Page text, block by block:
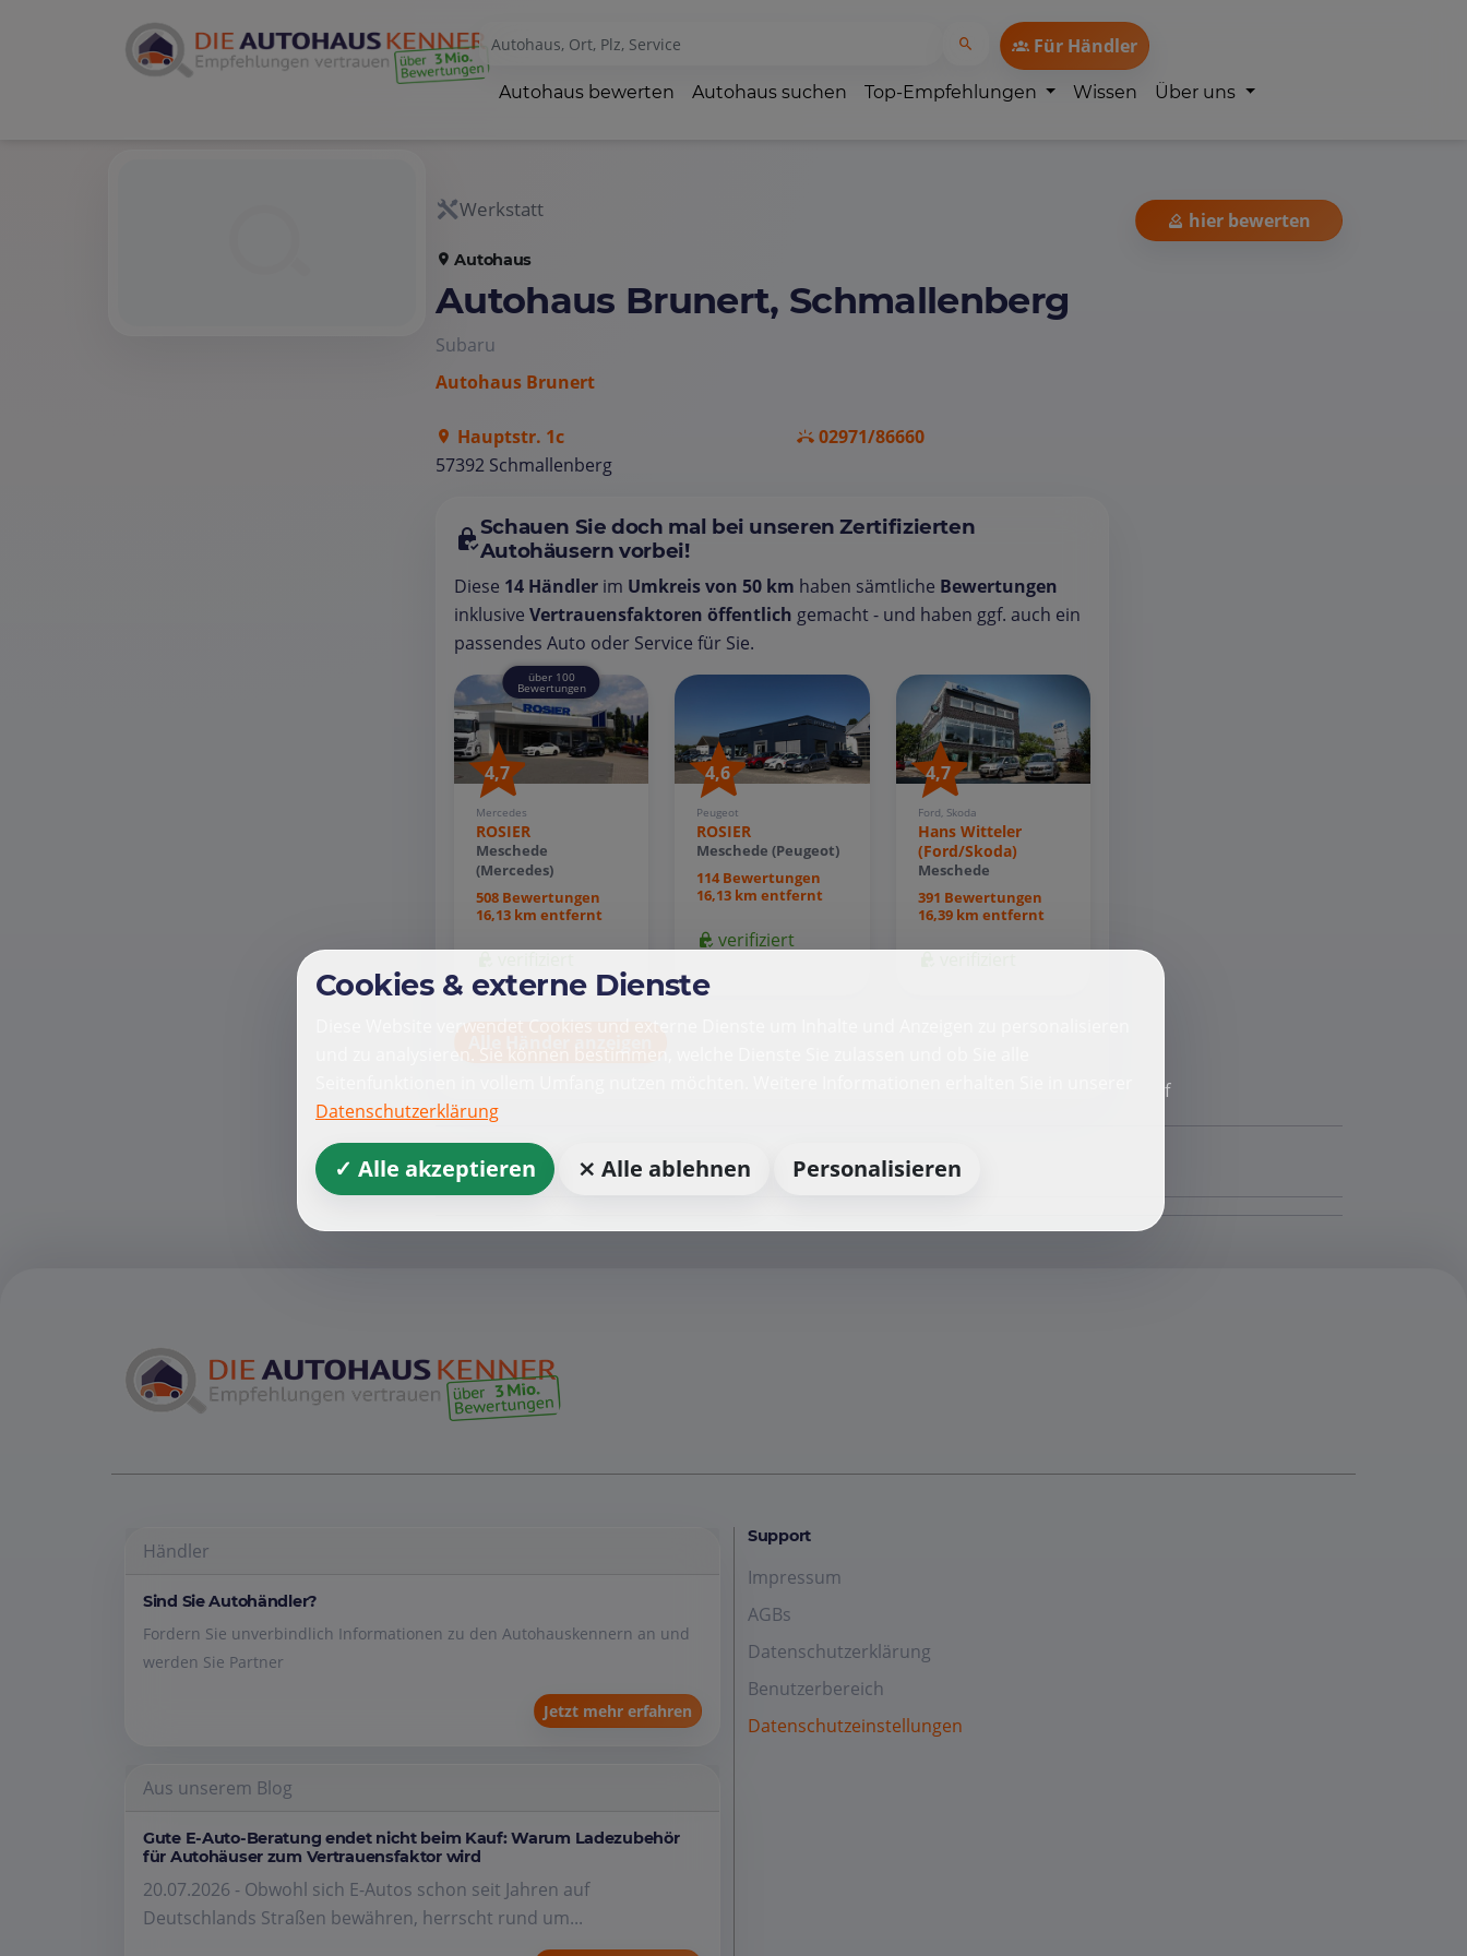
Für Händler
Autohaus bewerten Autohaus suchen Top-Empfehlungen Wissen Über uns
Werkstatt
Autohaus
Autohaus Brunert, Schmallenberg
Subaru
Autohaus Brunert
Hauptstr. 1c
57392 Schmallenberg
02971/86660
Schauen Sie doch mal bei unseren Zertifizierten
Autohäusern vorbei!
Diese 14 Händler im Umkreis von 50 km haben sämtliche Bewertungen
inklusive Vertrauensfaktoren öffentlich gemacht - und haben ggf. auch ein
passendes Auto oder Service für Sie.
über 100
Bewertungen
4,7
Mercedes
ROSIER
Meschede
(Mercedes)
508 Bewertungen
16,13 km entfernt
4,6
Peugeot
ROSIER
Meschede (Peugeot)
114 Bewertungen
16,13 km entfernt
verifiziert
4,7
Ford, Skoda
Hans Witteler
(Ford/Skoda)
Meschede
391 Bewertungen
16,39 km entfernt
Alle Händer anzeigen
hier bewerten
Händler
Sind Sie Autohändler?
Fordern Sie unverbindlich Informationen zu den Autohauskennern an und
werden Sie Partner
Jetzt mehr erfahren
Aus unserem Blog
Gute E-Auto-Beratung endet nicht beim Kauf: Warum Ladezubehör
für Autohäuser zum Vertrauensfaktor wird
20.07.2026 - Obwohl sich E-Autos schon seit Jahren auf
Deutschlands Straßen bewähren, herrscht rund um...
Support
Impressum
AGBs
Datenschutzerklärung
Benutzerbereich
Datenschutzeinstellungen
Cookies & externe Dienste
Diese Website verwendet Cookies und externe Dienste um Inhalte und Anzeigen zu personalisieren
und zu analysieren. Sie können bestimmen, welche Dienste Sie zulassen und ob Sie alle
Datenschutzerklärung
✓ Alle akzeptieren ⨯ Alle ablehnen Personalisieren
f